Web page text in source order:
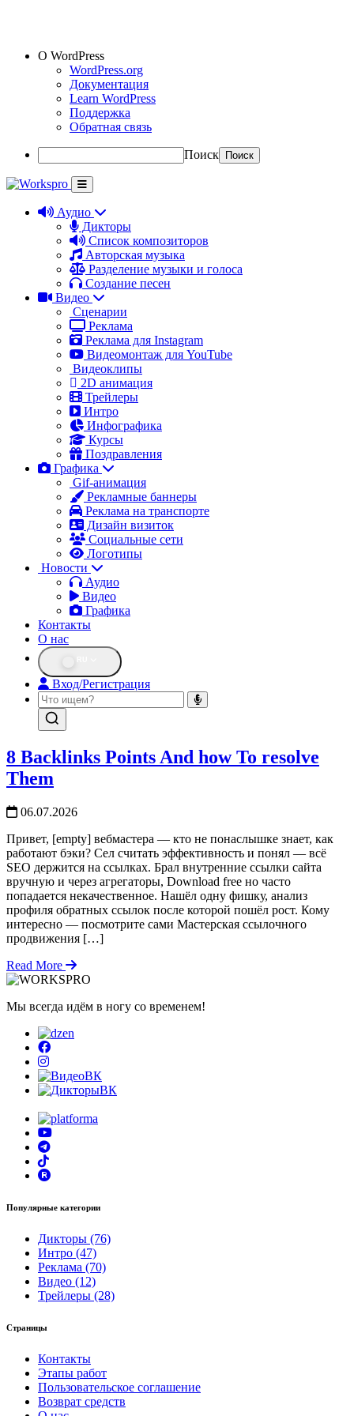
О WordPress
WordPress.org
Документация
Learn WordPress
Поддержка
Обратная связь
Поиск
Аудио
Дикторы
Список композиторов
Авторская музыка
Разделение музыки и голоса
Создание песен
Видео
Сценарии
Реклама
Реклама для Instagram
Видеомонтаж для YouTube
Видеоклипы
2D анимация
Трейлеры
Интро
Инфографика
Курсы
Поздравления
Графика
Gif-анимация
Рекламные баннеры
Реклама на транспорте
Дизайн визиток
Социальные сети
Логотипы
Новости
Аудио
Видео
Графика
Контакты
О нас
Вход/Регистрация
8 Backlinks Points And how To resolve
Them
06.07.2026
Привет, [empty] вебмастера — кто не понаслышке знает, как
работают бэки? Сел считать эффективность и понял — всё
SEO держится на ссылках. Брал внутренние ссылки сайта
вручную и через агрегаторы, Download free но часто
попадается некачественное. Нашёл одну фишку, анализ
профиля обратных ссылок после которой пошёл рост. Кому
интересно — посмотрите сами Мастерская ссылочного
продвижения […]
Read More
Мы всегда идём в ногу со временем!
Популярные категории
Дикторы (76)
Интро (47)
Реклама (70)
Видео (12)
Трейлеры (28)
Страницы
Контакты
Этапы работ
Пользовательское соглашение
Возврат средств